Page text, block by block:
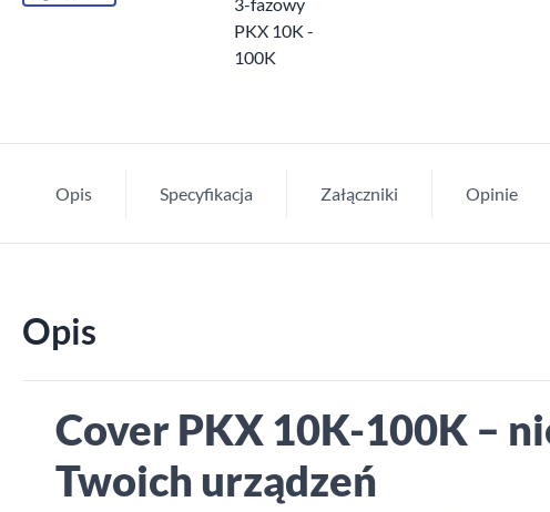
Opis Specyfikacja Załączniki Opinie
Opis
Cover PKX 10K-100K –
Twoich urządzeń